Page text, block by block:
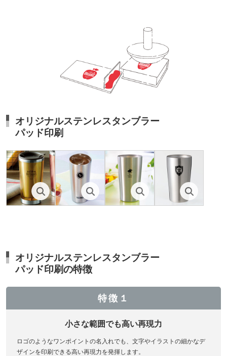
オリジナルステンレスタンブラー
パッド印刷
オリジナルステンレスタンブラー
パッド印刷の特徴
特徴１
小さな範囲でも高い再現力
ロゴのようなワンポイントの名入れでも、文字やイラストの細かなデ
ザインを印刷できる高い再現力を発揮します。